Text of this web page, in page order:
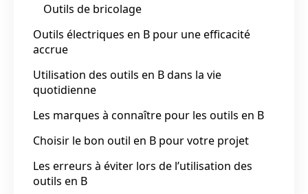
Outils de bricolage
Outils électriques en B pour une efficacité
accrue
Utilisation des outils en B dans la vie
quotidienne
Les marques à connaître pour les outils en B
Choisir le bon outil en B pour votre projet
Les erreurs à éviter lors de l’utilisation des
outils en B